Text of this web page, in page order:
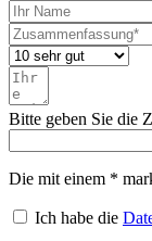
Bitte geben Sie die
Die mit einem *
Ich habe die